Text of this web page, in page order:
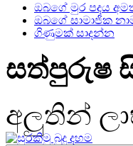
ඔබගේ මුර පදය
ඔබගේ සාමාජික
ගිණුමක් සාදන්න
සත්පුරුෂ
අලුතින්